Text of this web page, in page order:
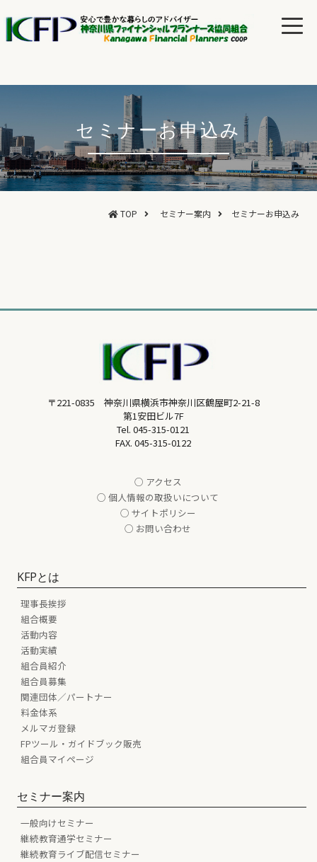
セミナーお申込み
TOP セミナー案内 セミナーお申込み
〒221-0835 神奈川県横浜市神奈川区鶴屋町2-21-8
第1安田ビル7F
Tel. 045-315-0121
FAX. 045-315-0122
○ アクセス
○ 個人情報の取扱いについて
○ サイトポリシー
○ お問い合わせ
KFPとは
理事長挨拶
組合概要
活動内容
活動実績
組合員紹介
組合員募集
関連団体／パートナー
料金体系
メルマガ登録
FPツール・ガイドブック販売
組合員マイページ
セミナー案内
一般向けセミナー
継続教育通学セミナー
継続教育ライブ配信セミナー